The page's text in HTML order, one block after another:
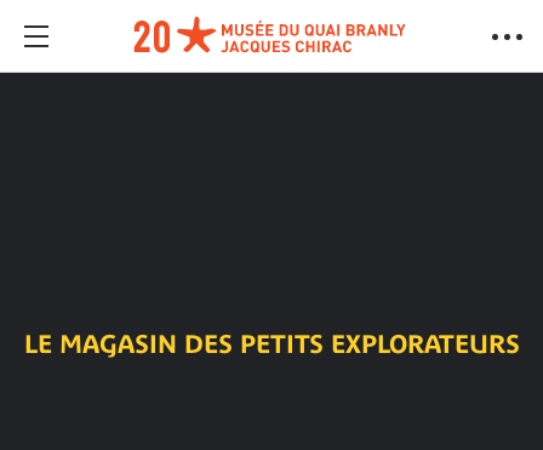
LE MAGASIN DES PETITS EXPLORATEURS